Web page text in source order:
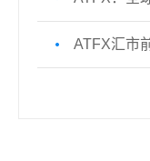
ATFX汇市